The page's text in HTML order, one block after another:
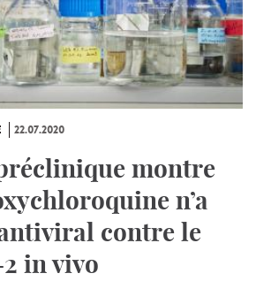
22.07.2020
montre
n’a
contre le
in vivo